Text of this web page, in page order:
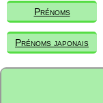
Prénoms
Prénoms japonais